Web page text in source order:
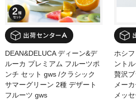
DEAN&DELUCA ディーン&デ
ルーカ プレミアム フルーツポ
ンチ セット gws /クラシック
サマーグリーン 2種 デザート
フルーツ gws
ホシ
ント
贅沢
メー
メッ